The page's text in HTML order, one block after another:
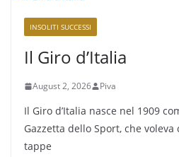
INSOLITI SUCCESSI
Il Giro d’Italia
August 2, 2026 Piva
Il Giro d’Italia nasce nel 1909
Gazzetta dello Sport, che
tappe